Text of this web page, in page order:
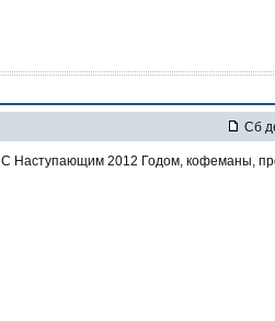
Сб
С Наступающим 2012 Годом, кофеманы,